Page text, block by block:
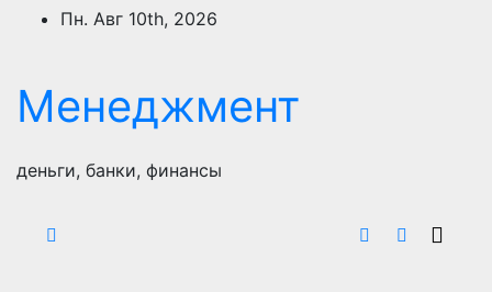
ПерейтиПн. Авг 10th, 2026
Менеджмент
деньги, банки, финансы